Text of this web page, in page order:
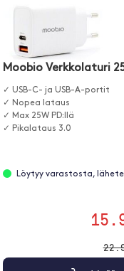
Moobio Verkkolaturi
✓ USB-C- ja USB-A-portit
✓ Nopea lataus
✓ Max 25W PD:llä
✓ Pikalataus 3.0
Löytyy varastosta,